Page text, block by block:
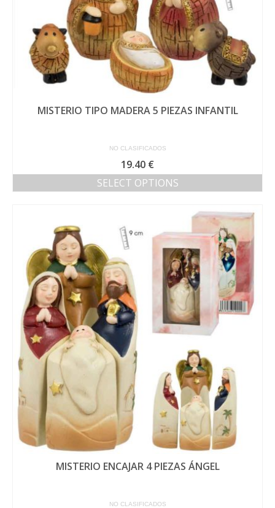
MISTERIO TIPO MADERA 5 PIEZAS INFANTIL
NO CLASIFICADOS
19.40 €
SELECT OPTIONS
MISTERIO ENCAJAR 4 PIEZAS ÁNGEL
NO CLASIFICADOS